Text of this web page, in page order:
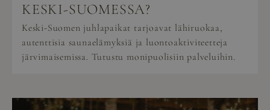
KESKI-SUOMESSA?
Keski-Suomen juhlapaikat tarjoavat lähiruokaa,
autenttisia saunaelämyksiä ja luontoaktiviteetteja
järvimaisemissa. Tutustu monipuolisiin palveluihin.